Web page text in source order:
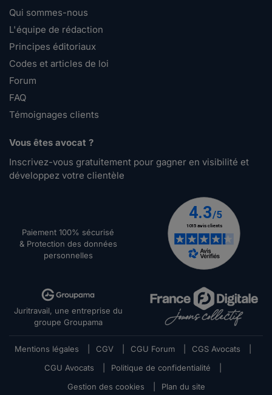
Qui sommes-nous
L'équipe de rédaction
Principes éditoriaux
Codes et articles de loi
Forum
FAQ
Témoignages clients
Vous êtes avocat ?
Inscrivez-vous gratuitement pour gagner en visibilité et
développez votre clientèle
Paiement 100% sécurisé
& Protection des données
personnelles
Juritravail, une entreprise du
groupe Groupama
Mentions légales CGV CGU Forum CGS Avocats
CGU Avocats
Politique de confidentialité
Gestion des cookies
Plan du site